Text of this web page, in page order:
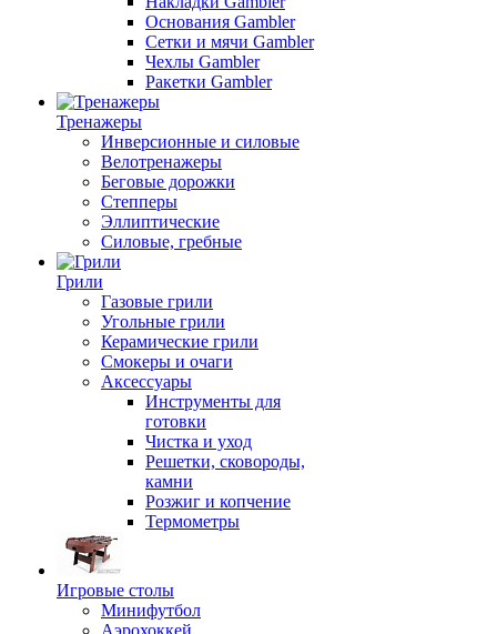
Основания Gambler
Сетки и мячи Gambler
Чехлы Gambler
Ракетки Gambler
Тренажеры
Инверсионные и силовые
Велотренажеры
Беговые дорожки
Степперы
Эллиптические
Силовые, гребные
Грили
Газовые грили
Угольные грили
Керамические грили
Смокеры и очаги
Аксессуары
Инструменты для
готовки
Чистка и уход
Решетки, сковороды,
камни
Розжиг и копчение
Термометры
Игровые столы
Минифутбол
Аэрохоккей